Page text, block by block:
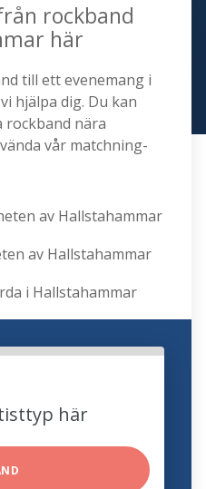
rockband
här
till ett evenemang i
hjälpa dig. Du kan
rockband nära
vår matchning-
av Hallstahammar
av Hallstahammar
i Hallstahammar
här